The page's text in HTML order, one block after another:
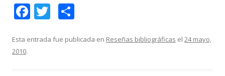
F
e
T
itt m
Esta entrada fue publicada en Reseñas bibliográficas el 24 mayo,
2010.